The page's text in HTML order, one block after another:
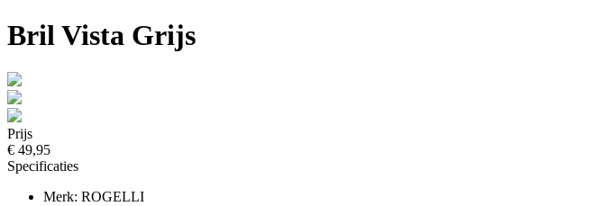
Bril Vista Grijs
Prijs
€ 49,95
Specificaties
Merk: ROGELLI